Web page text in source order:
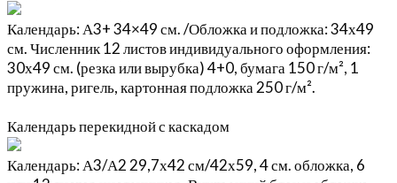
Календарь: А3+ 34×49 см. /Обложка и подложка: 34х49
см. Численник 12 листов индивидуального оформления:
30х49 см. (резка или вырубка) 4+0, бумага 150 г/м², 1
пружина, ригель, картонная подложка 250 г/м².
Календарь перекидной с каскадом
Календарь: А3/А2 29,7х42 см/42х59, 4 см. обложка, 6